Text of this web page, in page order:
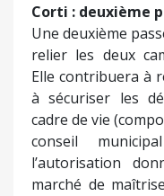
Corti : deuxième
Une deuxième
relier les deux
Elle contribuera à
à sécuriser les
cadre de vie
conseil
l’autorisation
marché de